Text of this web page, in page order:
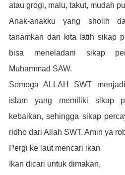
atau grogi, malu, takut, mudah
Anak-anakku yang sholih
tanamkan dan kita latih sikap
bisa meneladani sikap
Muhammad SAW.
Semoga ALLAH SWT
islam yang memiliki sikap
kebaikan, sehingga sikap
ridho dari Allah SWT. Amin ya
Pergi ke laut mencari ikan
Ikan dicari untuk dimakan,